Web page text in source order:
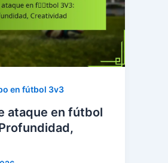
en fútbol 3v3
ataque en fútbol